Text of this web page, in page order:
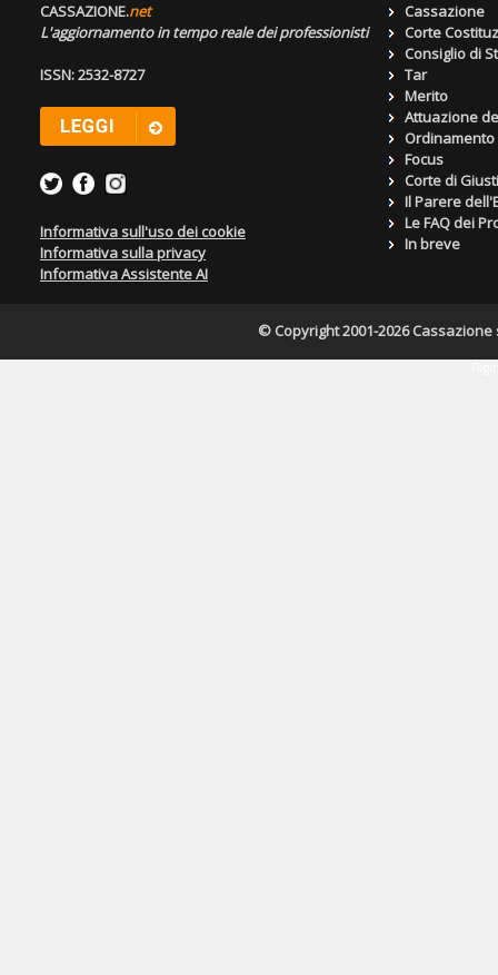
CASSAZIONE.net
L'aggiornamento in tempo reale dei professionisti
ISSN: 2532-8727
Informativa sull'uso dei cookie
Informativa sulla privacy
Informativa Assistente AI
Cassazione
Corte
Consiglio di
Tar
Merito
Attuazione
Focus
Corte di
Il Parere
Le FAQ dei
In breve
© Copyright 2001-2026 Cassazione